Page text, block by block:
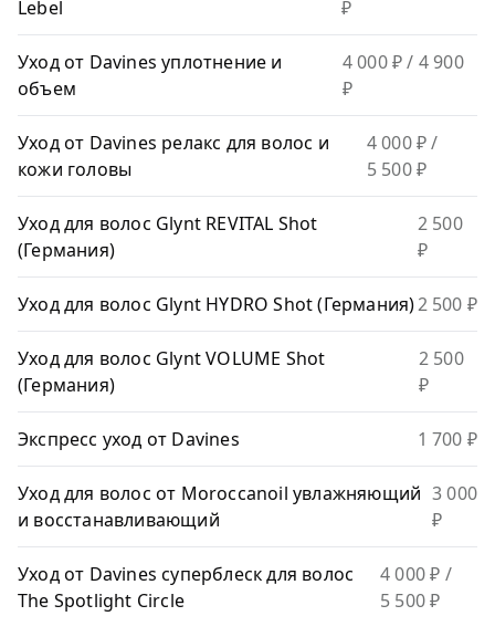
Lebel ₽
Уход от Davines уплотнение и
объем
4 000 ₽/ 4 900
₽
Уход от Davines релакс для волос и
кожи головы
4 000 ₽/
5 500 ₽
Уход для волос Glynt REVITAL Shot
(Германия)
2 500
₽
Уход для волос Glynt HYDRO Shot (Германия)2 500 ₽
Уход для волос Glynt VOLUME Shot
(Германия)
2 500
₽
Экспресс уход от Davines 1 700 ₽
Уход для волос от Moroccаnoil увлажняющий
и восстанавливающий
3 000
₽
Уход от Davines суперблеск для волос
The Spotlight Circle
4 000 ₽ /
5 500 ₽